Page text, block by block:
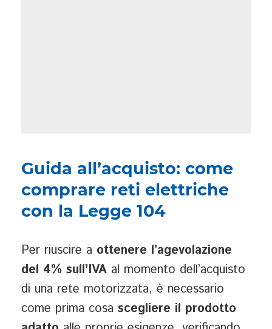
Guida all’acquisto: come
comprare reti elettriche
con la Legge 104
Per riuscire a ottenere l’agevolazione
del 4% sull’IVA al momento dell’acquisto
di una rete motorizzata, è necessario
come prima cosa scegliere il prodotto